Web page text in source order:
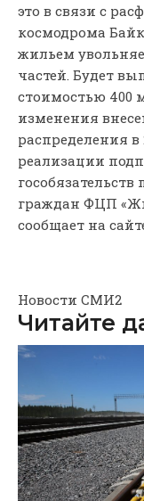
это в связи с
космодрома
жильем
частей. Будет
стоимостью 400
изменения
распределения
реализации
граждан ФЦП
сообщает на
Новости СМИ2
Читайте